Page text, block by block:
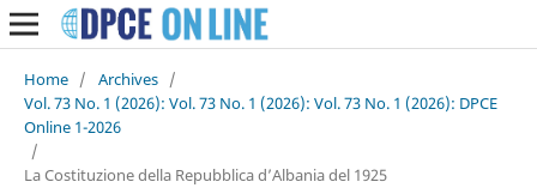
Home / Archives /
Vol. 73 No. 1 (2026): Vol. 73 No. 1 (2026): Vol. 73 No. 1 (2026): DPCE
Online 1-2026
/
La Costituzione della Repubblica d’Albania del 1925